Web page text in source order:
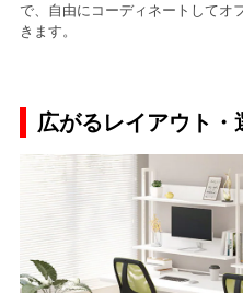
で、自由にコーディネートしてオ
きます。
広がるレイアウト・